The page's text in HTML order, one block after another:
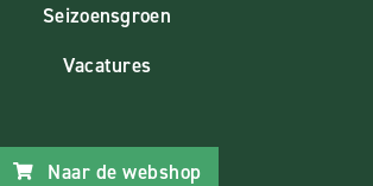
Seizoensgroen
Vacatures
Naar de webshop